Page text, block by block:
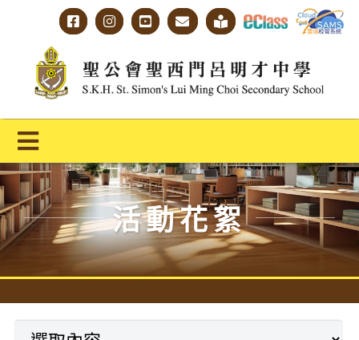
content
Toggle
Navigation
主頁
學校概覽
明才人學習藍圖
明才人成長階梯
活動花絮